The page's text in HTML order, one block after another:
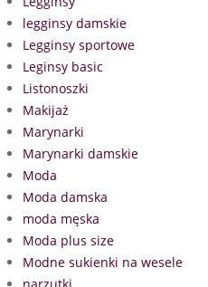
legginsy damskie
Legginsy sportowe
Leginsy basic
Listonoszki
Makijaż
Marynarki
Marynarki damskie
Moda
Moda damska
moda męska
Moda plus size
Modne sukienki na wesele